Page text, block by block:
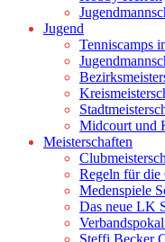
Jugend
Tenniscamps
Midcourt und
Meisterschaften
Regeln für die
Medenspiele
Das neue LK
Steffi Becker